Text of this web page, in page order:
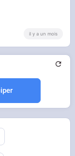
il y a un mois